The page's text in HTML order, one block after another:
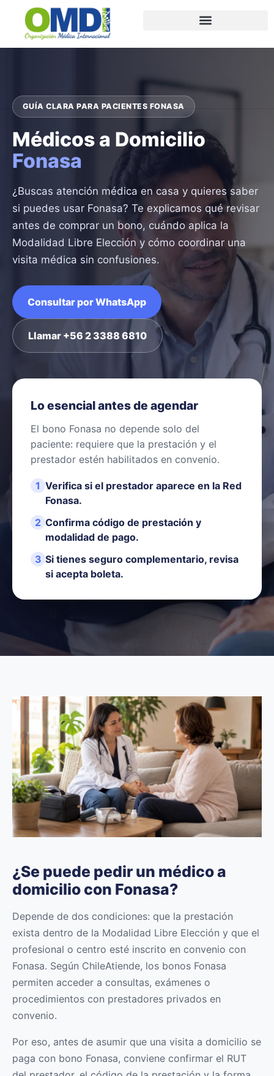
GUÍA CLARA PARA PACIENTES FONASA
Médicos a Domicilio
Fonasa
¿Buscas atención médica en casa y quieres saber
si puedes usar Fonasa? Te explicamos qué revisar
antes de comprar un bono, cuándo aplica la
Modalidad Libre Elección y cómo coordinar una
visita médica sin confusiones.
Consultar por WhatsApp
Llamar +56 2 3388 6810
Lo esencial antes de agendar
El bono Fonasa no depende solo del
paciente: requiere que la prestación y el
prestador estén habilitados en convenio.
1 Verifica si el prestador aparece en la Red
Fonasa.
2 Confirma código de prestación y
modalidad de pago.
3 Si tienes seguro complementario, revisa
si acepta boleta.
¿Se puede pedir un médico a
domicilio con Fonasa?
Depende de dos condiciones: que la prestación
exista dentro de la Modalidad Libre Elección y que el
profesional o centro esté inscrito en convenio con
Fonasa. Según ChileAtiende, los bonos Fonasa
permiten acceder a consultas, exámenes o
procedimientos con prestadores privados en
convenio.
Por eso, antes de asumir que una visita a domicilio se
paga con bono Fonasa, conviene confirmar el RUT